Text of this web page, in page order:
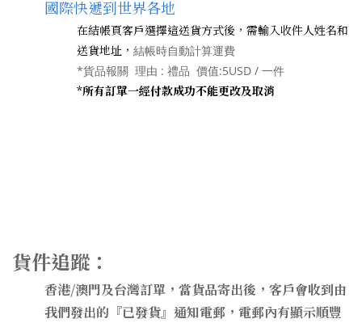
國際快遞到世界各地
在結帳頁客戶選擇這送貨方式後，需輸入收件人姓名和
送貨地址， 結帳時自動計算運費
*貨品報關 理由 : 禮品 價值:5USD / 一件
*所有訂單一經付款成功不能更改及取消
貨件追蹤：
香港/澳門及台灣訂單，當貨品寄出後，客戶會收到由
我們發出的『已發貨』通知電郵，電郵內有顯示順豐